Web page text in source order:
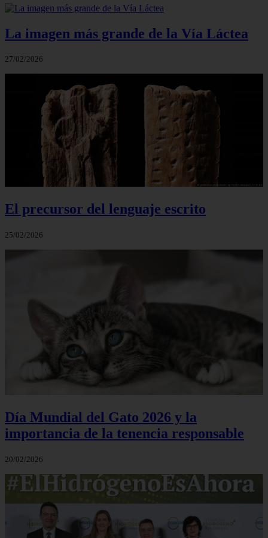
La imagen más grande de la Vía Láctea
27/02/2026
El precursor del lenguaje escrito
25/02/2026
Día Mundial del Gato 2026 y la
importancia de la tenencia responsable
20/02/2026